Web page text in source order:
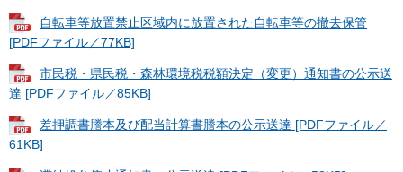
自転車等放置禁止区域内に放置された自転車等の撤去保管
[PDFファイル／77KB]
市民税・県民税・森林環境税税額決定（変更）通知書の公示送
達 [PDFファイル／85KB]
差押調書謄本及び配当計算書謄本の公示送達 [PDFファイル／
61KB]